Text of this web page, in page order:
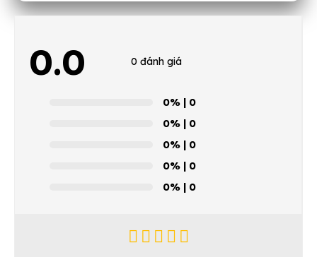
0.0 0 đánh giá
0% | 0
0% | 0
0% | 0
0% | 0
0% | 0